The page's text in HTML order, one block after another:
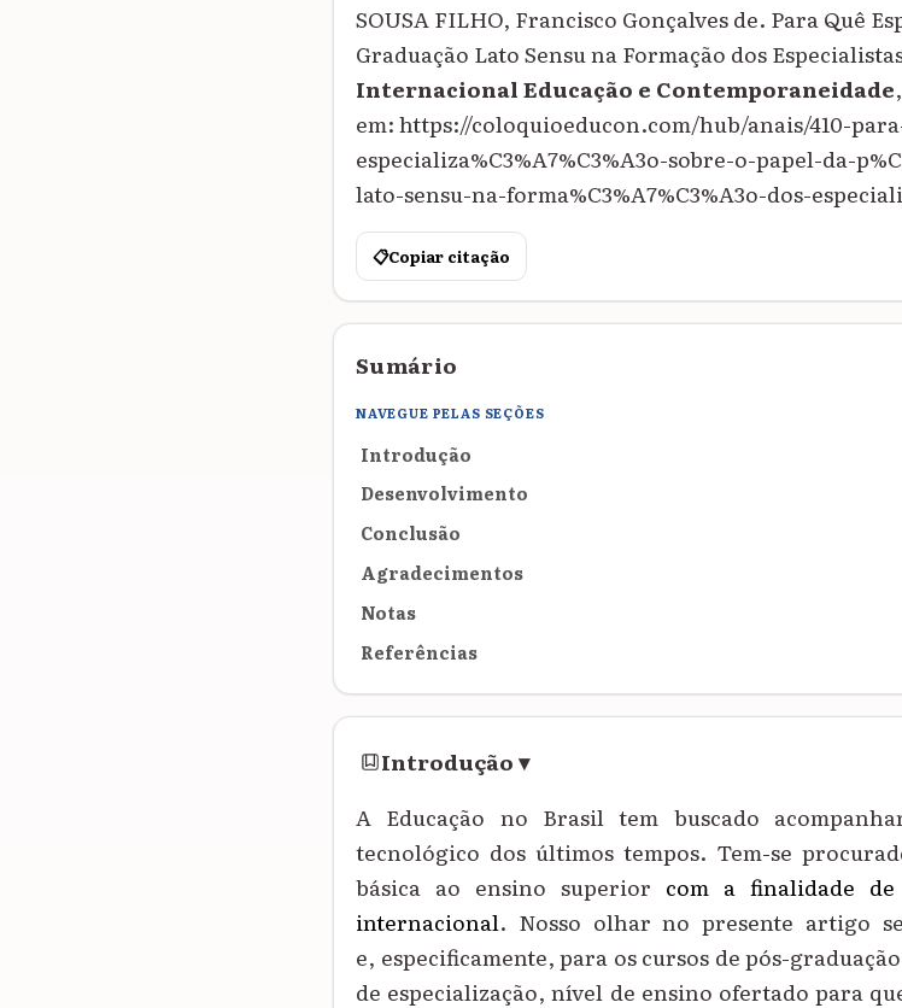
SOUSA FILHO, Francisco Gonçalves de. Para Quê
Graduação Lato Sensu na Formação dos
Internacional Educação e Contemporaneidade
em: https://coloquioeducon.com/hub/anais/410-
especializa%C3%A7%C3%A3o-sobre-o-papel-da-
lato-sensu-na-forma%C3%A7%C3%A3o-dos-
📋Copiar citação
Sumário
NAVEGUE PELAS SEÇÕES
Introdução
Desenvolvimento
Conclusão
Agradecimentos
Notas
Referências
Introdução▾
A Educação no Brasil tem buscado
tecnológico dos últimos tempos. Tem-se procur
básica ao ensino superior com a finalidade
internacional. Nosso olhar no presente artigo
e, especificamente, para os cursos de pós-graduação
de especialização,nível de ensino ofertado para